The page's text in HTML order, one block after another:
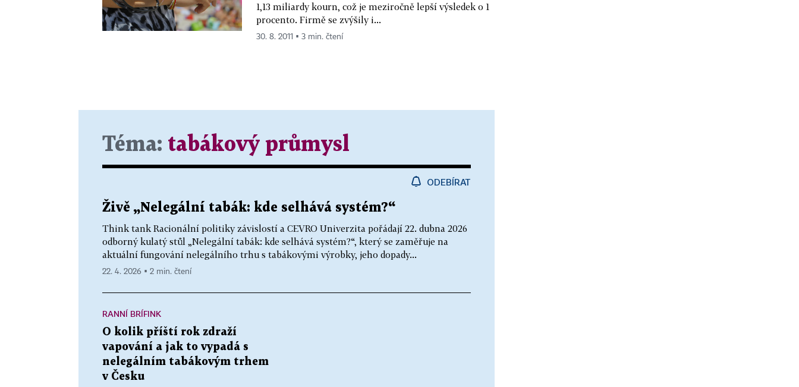
1,13 miliardy kourn, což je meziročně lepší výsledek o 1
procento. Firmě se zvýšily i...
30. 8. 2011 ▪ 3 min. čtení
Téma: tabákový průmysl
ODEBÍRAT
Živě „Nelegální tabák: kde selhává systém?“
Think tank Racionální politiky závislostí a CEVRO Univerzita pořádají 22. dubna 2026
odborný kulatý stůl „Nelegální tabák: kde selhává systém?“, který se zaměřuje na
aktuální fungování nelegálního trhu s tabákovými výrobky, jeho dopady...
22. 4. 2026 ▪ 2 min. čtení
RANNÍ BRÍFINK
O kolik příští rok zdraží
vapování a jak to vypadá s
nelegálním tabákovým trhem
v Česku